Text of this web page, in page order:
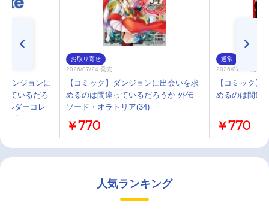
ダンジョンに
ているだろ
ルダーコレ
文庫ヘスティ
お取り寄せ
2026/07/24 発売
【コミック】ダンジョンに出会いを求
めるのは間違っているだろうか 外伝
ソード・オラトリア(34)
￥770
通常
2026/07/24 発売
【コミック】
めるのは間違
￥770
人気ランキング